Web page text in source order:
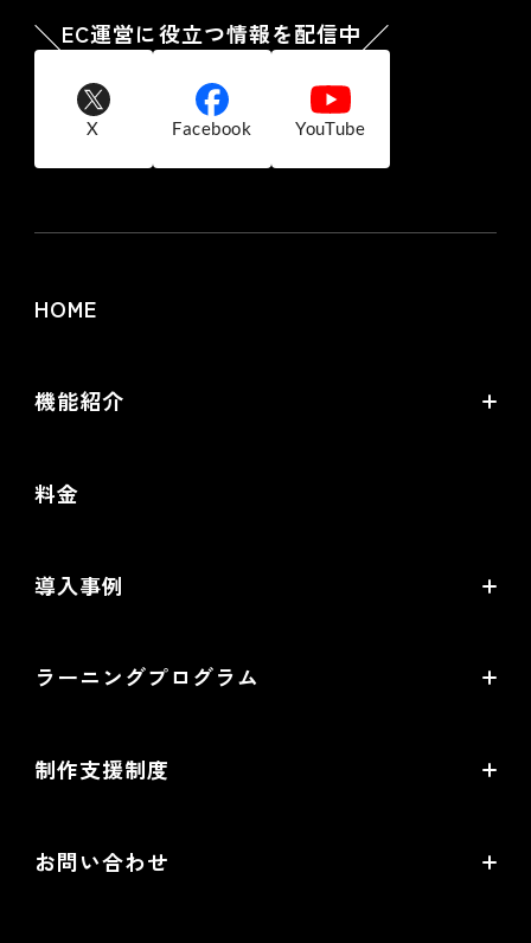
EC運営に役立つ情報を配信中
X Facebook YouTube
HOME
機能紹介
オムニチャネル・OMO
提携サービス一覧
料金
導入事例
導入企業一覧
ラーニングプログラム
オープンセミナー一覧
制作支援制度
EC制作パートナー一覧
お問い合わせ